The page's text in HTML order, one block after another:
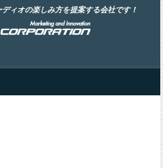
ィオの楽しみ方を提案する会社です！